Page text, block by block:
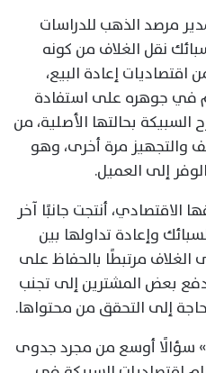
مرصد الذهب للدراسات
نقل الغلاف من كونه
اقتصاديات إعادة البيع،
في جوهره على استفادة
السبيكة بحالتها الأصلية، من
والتجهيز مرة أخرى، وهو
إلى العميل.
الاقتصادي، أنتجت جانبًا آخر
وإعادة تداولها بين
الغلاف مرتبطًا بالحفاظ على
بعض المشترين إلى تجنب
إلى التحقق من محتواها.
سؤالًا أوسع من مجرد جدوى